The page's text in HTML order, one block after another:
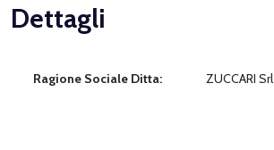
Dettagli
Ragione Sociale Ditta: ZUCCARI Srl